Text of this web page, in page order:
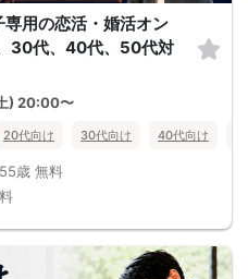
用の恋活・婚活オン
30代、40代、50代対
) 20:00〜
20代向け 30代向け 40代向け
歳 無料